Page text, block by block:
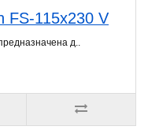
115х230 V
д..